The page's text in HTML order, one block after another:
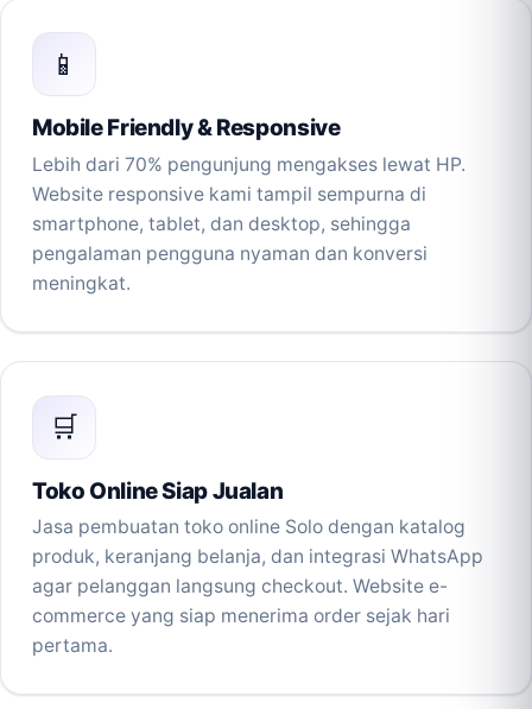
📱
Mobile Friendly & Responsive
Lebih dari 70% pengunjung mengakses lewat HP.
Website responsive kami tampil sempurna di
smartphone, tablet, dan desktop, sehingga
pengalaman pengguna nyaman dan konversi
meningkat.
🛒
Toko Online Siap Jualan
Jasa pembuatan toko online Solo dengan katalog
produk, keranjang belanja, dan integrasi WhatsApp
agar pelanggan langsung checkout. Website e-
commerce yang siap menerima order sejak hari
pertama.